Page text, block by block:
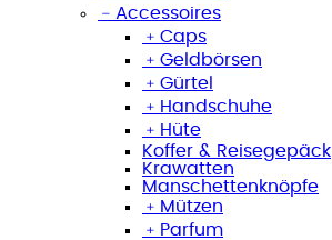
﹣ Accessoires
﹢ Caps
﹢ Geldbörsen
﹢ Gürtel
﹢ Handschuhe
﹢ Hüte
Koffer & Reisegepäck
Krawatten
Manschettenknöpfe
﹢ Mützen
﹢ Parfum